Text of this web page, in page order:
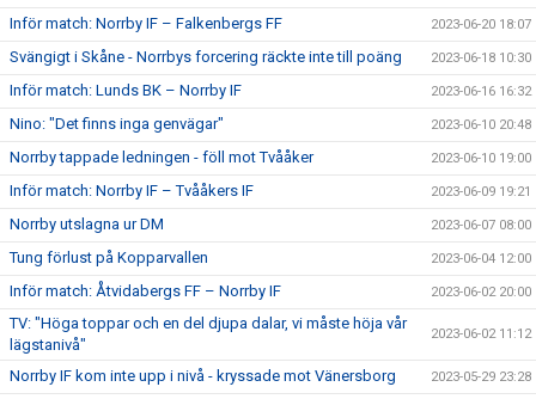
Inför match: Norrby IF – Falkenbergs FF 2023-06-20 18:07
Svängigt i Skåne - Norrbys forcering räckte inte till poäng 2023-06-18 10:30
Inför match: Lunds BK – Norrby IF 2023-06-16 16:32
Nino: "Det finns inga genvägar" 2023-06-10 20:48
Norrby tappade ledningen - föll mot Tvååker 2023-06-10 19:00
Inför match: Norrby IF – Tvååkers IF 2023-06-09 19:21
Norrby utslagna ur DM 2023-06-07 08:00
Tung förlust på Kopparvallen 2023-06-04 12:00
Inför match: Åtvidabergs FF – Norrby IF 2023-06-02 20:00
TV: "Höga toppar och en del djupa dalar, vi måste höja vår
lägstanivå"
2023-06-02 11:12
Norrby IF kom inte upp i nivå - kryssade mot Vänersborg 2023-05-29 23:28